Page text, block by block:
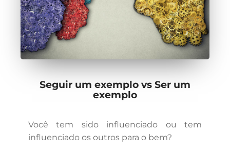
Seguir um exemplo vs Ser um
exemplo
Você tem sido influenciado ou tem
influenciado os outros para o bem?